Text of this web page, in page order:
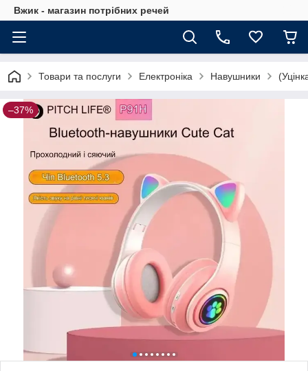
Вжик - магазин потрiбних речей
Товари та послуги Електроніка Навушники
–37%